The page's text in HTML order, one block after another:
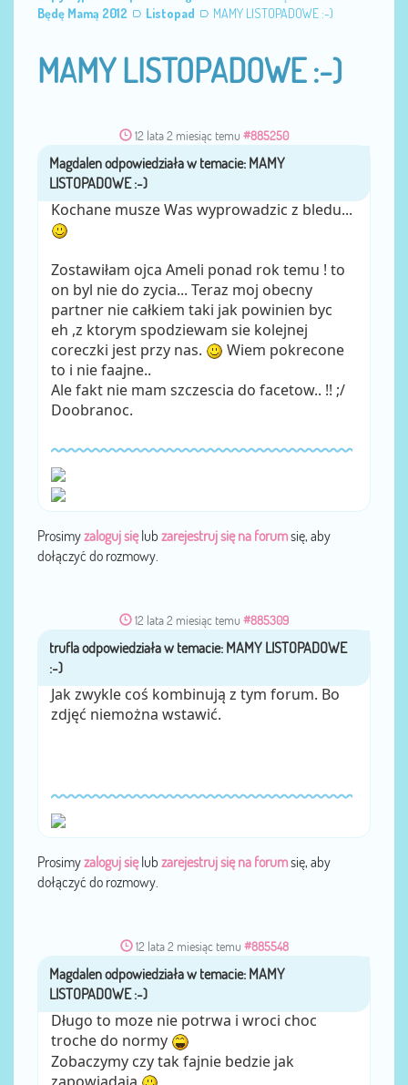
Będę Mamą 2012
Listopad MAMY LISTOPADOWE :-)
MAMY LISTOPADOWE :-)
12 lata 2 miesiąc temu #885250
przezMagdalen
Kochane musze Was wyprowadzic z bledu...
Zostawiłam ojca Ameli ponad rok temu ! to
on byl nie do zycia... Teraz moj obecny
partner nie całkiem taki jak powinien byc
eh ,z ktorym spodziewam sie kolejnej
coreczki jest przy nas.
Wiem pokrecone
to i nie faajne..
Ale fakt nie mam szczescia do facetow.. !! ;/
Doobranoc.
Prosimyzaloguj sięlub zarejestruj się na forumsię, aby
dołączyć do rozmowy.
12 lata 2 miesiąc temu #885309
przeztrufla
Jak zwykle coś kombinują z tym forum. Bo
zdjęć niemożna wstawić.
Prosimyzaloguj sięlub zarejestruj się na forumsię, aby
dołączyć do rozmowy.
12 lata 2 miesiąc temu #885548
przezMagdalen
Długo to moze nie potrwa i wroci choc
troche do normy
Zobaczymy czy tak fajnie bedzie jak